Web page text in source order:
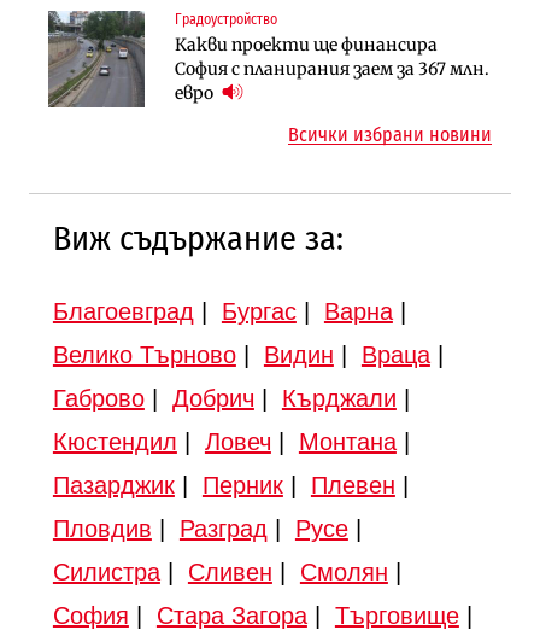
Градоустройство
Какви проекти ще финансира
София с планирания заем за 367 млн.
евро
Търново
Градоустройство
Шест кандидата с интерес към
Публични финанси
Регионалният министър поема „на
ръчно управление“ общинската
инвестиционна програма
Всички избрани новини
Виж съдържание за:
Благоевград Бургас| Варна|
Велико Търново| Видин Враца|
Габрово| Добрич Кърджали
Кюстендил
Ловеч Монтана|
Пазарджик| Перник| Плевен
Пловдив
Разград Русе|
Силистра| Сливен Смолян
София
Стара Загора| Търговище|